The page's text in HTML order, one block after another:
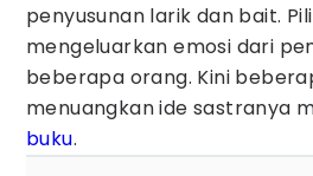
penyusunan larik dan bait.
mengeluarkan emosi dari
beberapa orang. Kini
menuangkan ide sastranya
buku.